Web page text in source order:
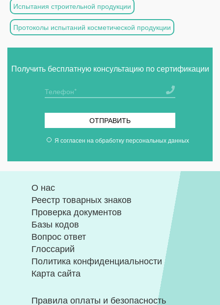
Испытания строительной продукции
Протоколы испытаний косметической продукции
Получить бесплатную консультацию по сертификации
ОТПРАВИТЬ
Я согласен наобработку персональных данных
О нас
Реестр товарных знаков
Проверка документов
Базы кодов
Вопрос ответ
Глоссарий
Политика конфиденциальности
Карта сайта
Правила оплаты и безопасность